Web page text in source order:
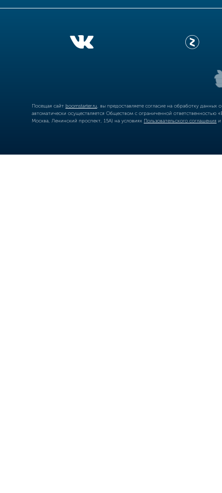
Посещая сайт boomstarter.ru , вы предоставляете согласие на обработку
автоматически осуществляется Обществом с ограниченной
Москва, Ленинский проспект, 15А) на условиях Пользовательского соглашения и